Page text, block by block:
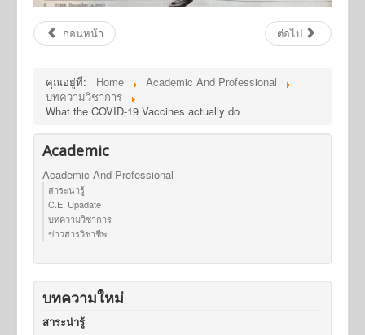
ก่อนหน้า ต่อไป
คุณอยู่ที่: Home
Academic And Professional
บทความวิชาการ
What the COVID-19 Vaccines actually do
Academic
Academic And Professional
สาระน่ารู้
C.E. Upadate
บทความวิชาการ
ข่าวสารวิชาชีพ
บทความใหม่
สาระน่ารู้